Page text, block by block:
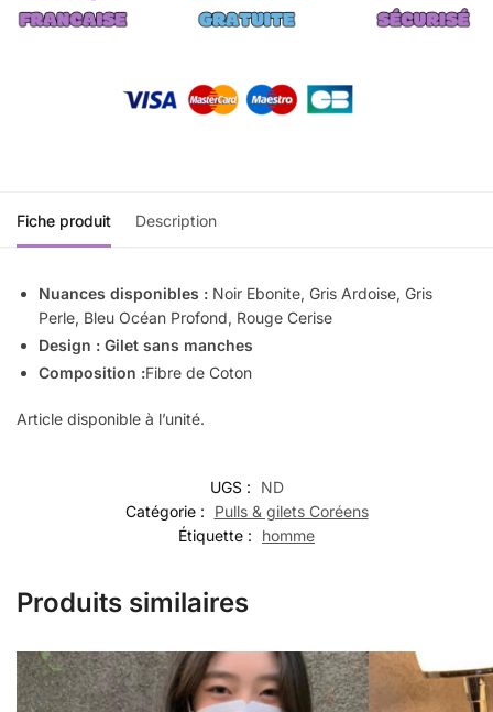
Fiche produit Description
Nuances disponibles : Noir Ebonite, Gris Ardoise, Gris
Perle, Bleu Océan Profond, Rouge Cerise
Design : Gilet sans manches
Composition :Fibre de Coton
Article disponible à l’unité.
UGS :
ND
Catégorie :
Pulls & gilets Coréens
Étiquette :
homme
Produits similaires